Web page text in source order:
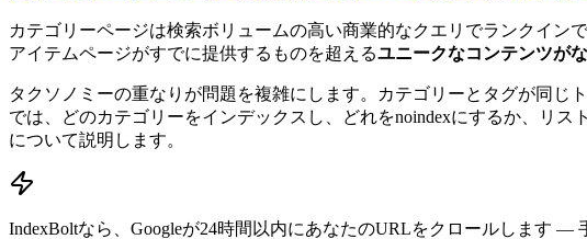
カテゴリーページは検索ボリュームの高い商業的なクエリでランクイン
アイテムページがすでに提供するものを超えるユニークなコンテンツが
タクソノミーの重なりが問題を複雑にします。カテゴリーとタグが同じ
では、どのカテゴリーをインデックスし、どれをnoindexにするか、リ
について説明します。
IndexBoltなら、Googleが24時間以内にあなたのURLをクロールします —